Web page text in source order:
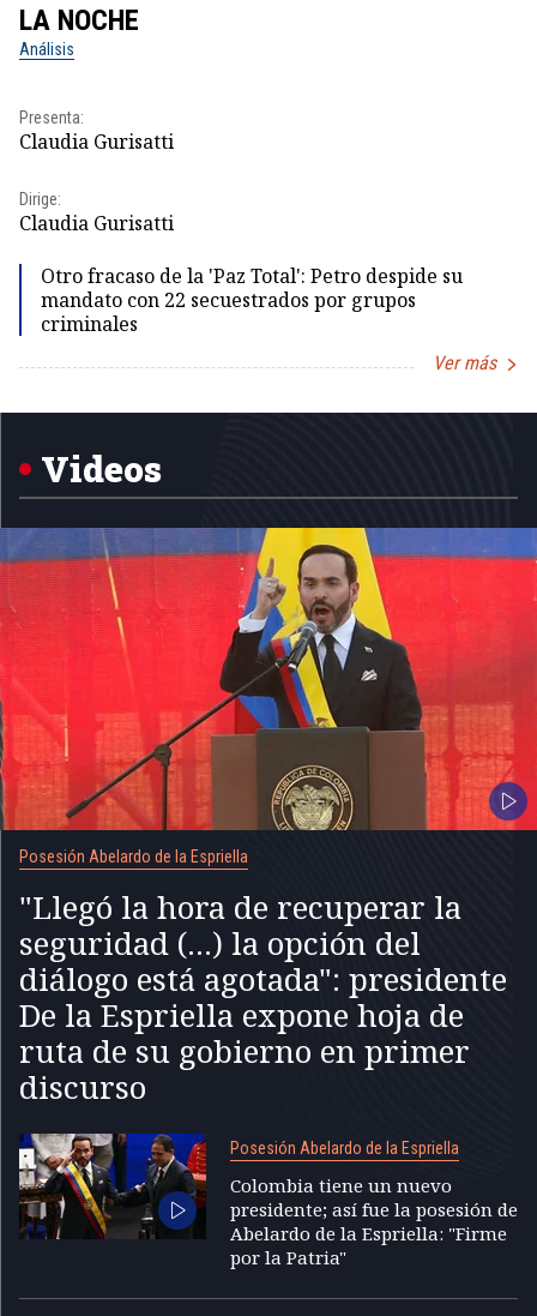
LA NOCHE
Análisis
Presenta:
Claudia Gurisatti
Dirige:
Claudia Gurisatti
Otro fracaso de la 'Paz Total': Petro despide su
mandato con 22 secuestrados por grupos
criminales
Ver más
Videos
Posesión Abelardo de la Espriella
"Llegó la hora de recuperar la
seguridad (...) la opción del
diálogo está agotada": presidente
De la Espriella expone hoja de
ruta de su gobierno en primer
discurso
Posesión Abelardo de la Espriella
Colombia tiene un nuevo
presidente; así fue la posesión de
Abelardo de la Espriella: "Firme
por la Patria"